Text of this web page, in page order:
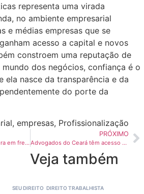
representa uma virada
no ambiente empresarial
e médias empresas que se
acesso a capital e novos
constroem uma reputação de
dos negócios, confiança é o
nasce da transparência e da
do porte da
, empresas, Profissionalização
Obra irregular da prefeitura em frente a hotel de luxo em Jericoacoara é embargada
PRÓXIMO
Advogados do Ceará têm acesso a linha de crédito exclusiva; veja como conseguir
Veja também
SEU DIREITO DIREITO TRABALHISTA